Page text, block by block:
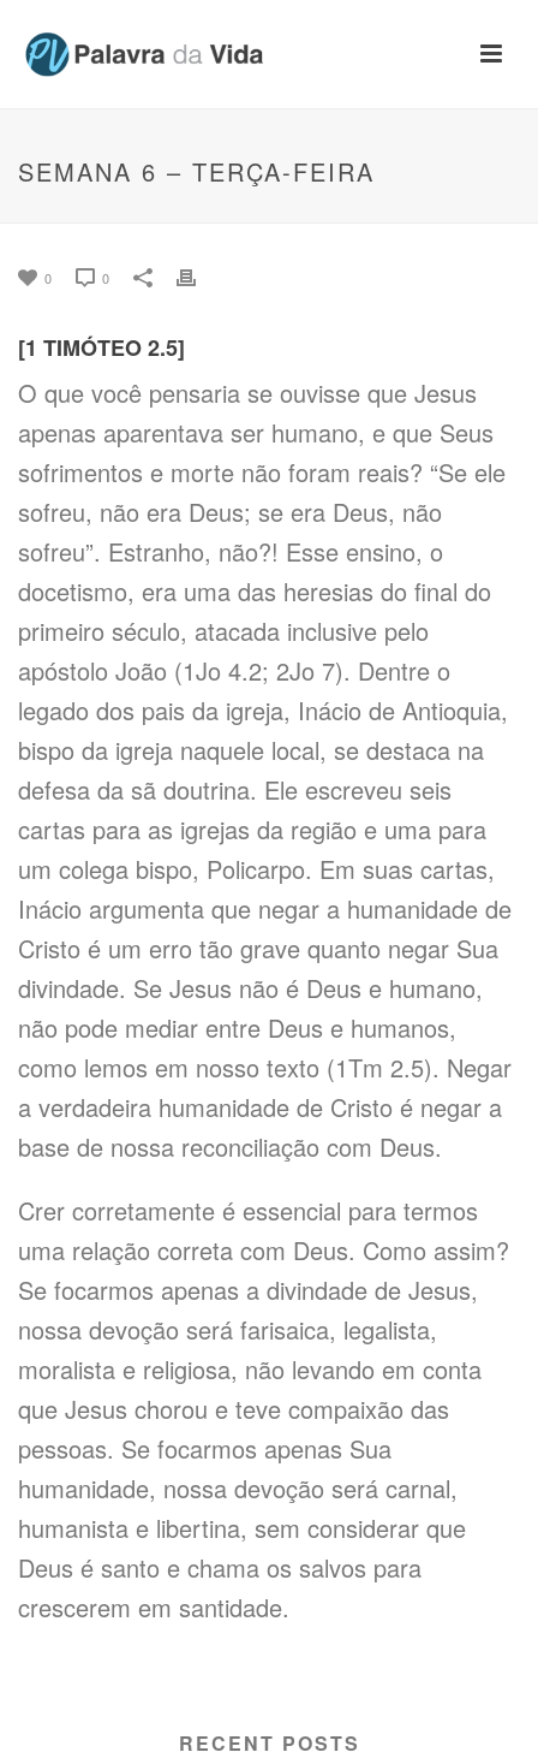
SEMANA 6 – TERÇA-FEIRA
0 0
[1 TIMÓTEO 2.5]
O que você pensaria se ouvisse que Jesus
apenas aparentava ser humano, e que Seus
sofrimentos e morte não foram reais? “Se ele
sofreu, não era Deus; se era Deus, não
sofreu”. Estranho, não?! Esse ensino, o
docetismo, era uma das heresias do final do
primeiro século, atacada inclusive pelo
apóstolo João (1Jo 4.2; 2Jo 7). Dentre o
legado dos pais da igreja, Inácio de Antioquia,
bispo da igreja naquele local, se destaca na
defesa da sã doutrina. Ele escreveu seis
cartas para as igrejas da região e uma para
um colega bispo, Policarpo. Em suas cartas,
Inácio argumenta que negar a humanidade de
Cristo é um erro tão grave quanto negar Sua
divindade. Se Jesus não é Deus e humano,
não pode mediar entre Deus e humanos,
como lemos em nosso texto (1Tm 2.5). Negar
a verdadeira humanidade de Cristo é negar a
base de nossa reconciliação com Deus.
Crer corretamente é essencial para termos
uma relação correta com Deus. Como assim?
Se focarmos apenas a divindade de Jesus,
nossa devoção será farisaica, legalista,
moralista e religiosa, não levando em conta
que Jesus chorou e teve compaixão das
pessoas. Se focarmos apenas Sua
humanidade, nossa devoção será carnal,
humanista e libertina, sem considerar que
Deus é santo e chama os salvos para
crescerem em santidade.
RECENT POSTS